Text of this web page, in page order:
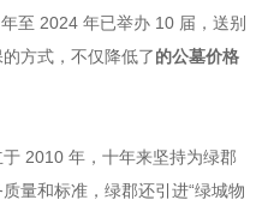
至 2024 年已举办 10 届，送别
方式，不仅降低了的公墓价格
2010 年，十年来坚持为绿郡
量和标准，绿郡还引进“绿城物